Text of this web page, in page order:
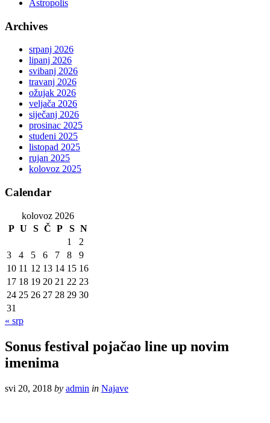
Astropolis
Archives
srpanj 2026
lipanj 2026
svibanj 2026
travanj 2026
ožujak 2026
veljača 2026
siječanj 2026
prosinac 2025
studeni 2025
listopad 2025
rujan 2025
kolovoz 2025
Calendar
kolovoz 2026
P U S Č P S N
1
2
3
4 5 6 7 8
9
10 11 12 13 14 15 16
17 18 19 20 21 22 23
24 25 26 27 28 29 30
31
« srp
Sonus festival pojačao line up novim
imenima
svi 20, 2018 by admin in Najave